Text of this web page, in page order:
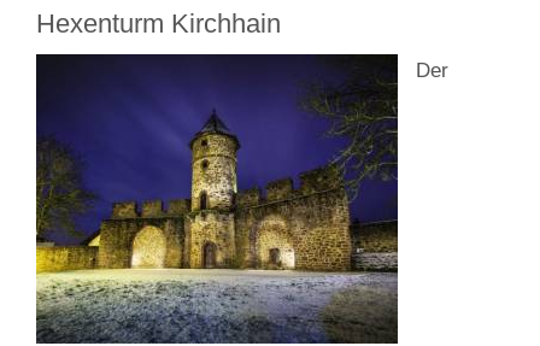
Hexenturm Kirchhain
Der